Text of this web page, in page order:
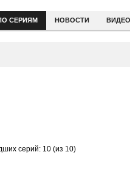
СЕРИЯМ НОВОСТИ ВИДЕО
серий: 10 (из 10)